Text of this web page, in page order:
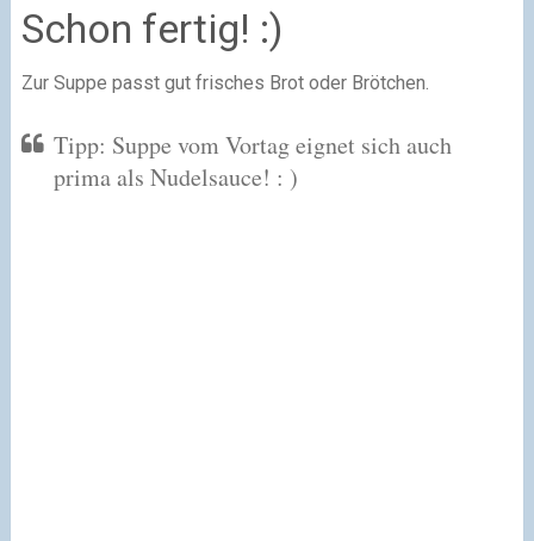
Schon fertig! :)
Zur Suppe passt gut frisches Brot oder Brötchen.
Tipp: Suppe vom Vortag eignet sich auch
prima als Nudelsauce! : )